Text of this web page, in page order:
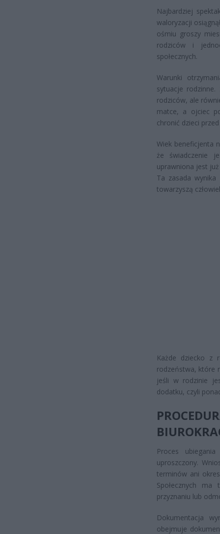
Najbardziej
waloryzacji
ośmiu groszy
rodziców i
społecznych.
Warunki
sytuacje
rodziców, ale
matce, a ojciec
chronić dzieci
Wiek beneficjenta
że świadczenie
uprawniona jest
Ta zasada
towarzyszą
Każde dziecko z
rodzeństwa, które
jeśli w rodzinie
dodatku, czyli
Proces
uproszczony.
terminów ani
Społecznych
przyznaniu lub
Dokumentacja
obejmuje